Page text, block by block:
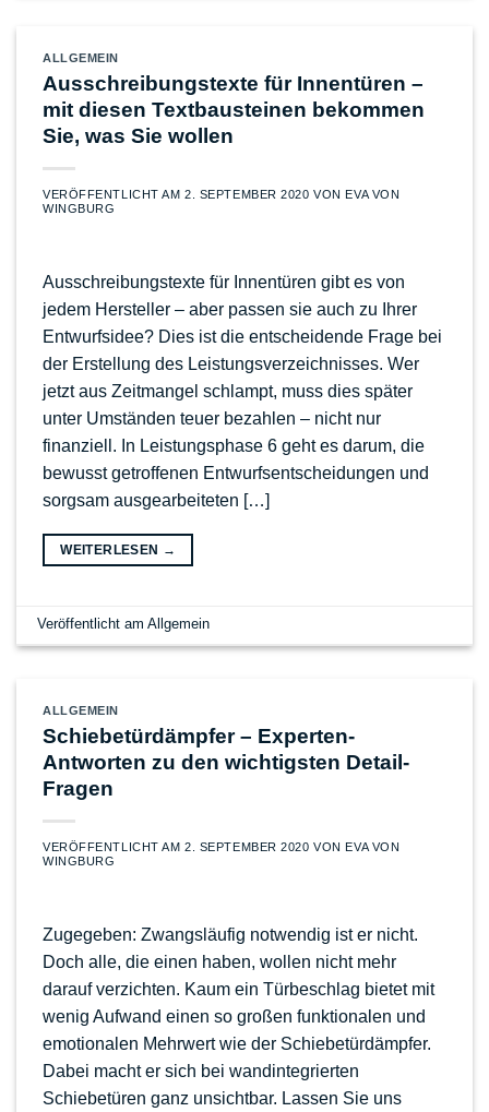
ALLGEMEIN
Ausschreibungstexte für Innentüren –
mit diesen Textbausteinen bekommen
Sie, was Sie wollen
VERÖFFENTLICHT AM2. SEPTEMBER 2020 VONEVA VON
WINGBURG
Ausschreibungstexte für Innentüren gibt es von
jedem Hersteller – aber passen sie auch zu Ihrer
Entwurfsidee? Dies ist die entscheidende Frage bei
der Erstellung des Leistungsverzeichnisses. Wer
jetzt aus Zeitmangel schlampt, muss dies später
unter Umständen teuer bezahlen – nicht nur
finanziell. In Leistungsphase 6 geht es darum, die
bewusst getroffenen Entwurfsentscheidungen und
sorgsam ausgearbeiteten […]
WEITERLESEN →
Veröffentlicht amAllgemein
ALLGEMEIN
Schiebetürdämpfer – Experten-
Antworten zu den wichtigsten Detail-
Fragen
VERÖFFENTLICHT AM2. SEPTEMBER 2020 VONEVA VON
WINGBURG
Zugegeben: Zwangsläufig notwendig ist er nicht.
Doch alle, die einen haben, wollen nicht mehr
darauf verzichten. Kaum ein Türbeschlag bietet mit
wenig Aufwand einen so großen funktionalen und
emotionalen Mehrwert wie der Schiebetürdämpfer.
Dabei macht er sich bei wandintegrierten
Schiebetüren ganz unsichtbar. Lassen Sie uns